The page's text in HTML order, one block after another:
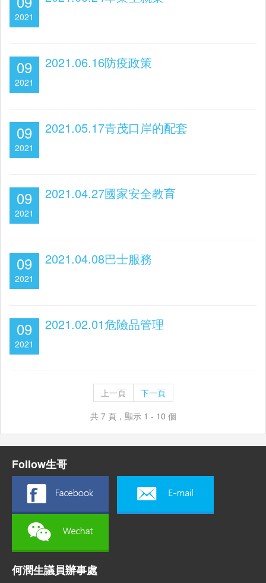
2021
09
2021
2021.06.16防疫政策
09
2021
2021.05.17青茂口岸的配套
09
2021
2021.04.27國家安全教育
09
2021
2021.04.08巴士服務
09
2021
2021.02.01危險品管理
上一頁
下一頁
共 7 頁，顯示 1 - 10 個
Follow生哥
何潤生議員辦事處